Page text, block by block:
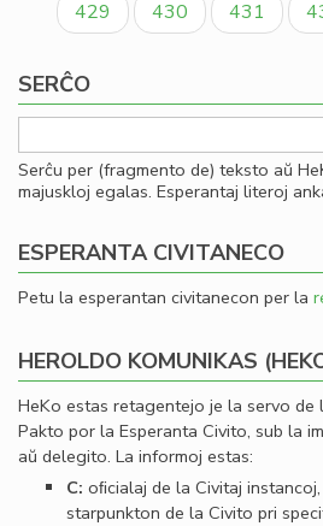
Paĝo
429 Paĝo
430 Paĝo
431
SERĈO
Serĉu per (fragmento de) teksto aŭ
majuskloj egalas. Esperantaj literoj
ESPERANTA CIVITANECO
Petu la esperantan civitanecon per la
HEROLDO KOMUNIKAS
HeKo estas retagentejo je la servo de
Pakto por la Esperanta Civito, sub la
aŭ delegito. La informoj estas:
C: oﬁcialaj de la Civitaj
starpunkton de la Civito pri